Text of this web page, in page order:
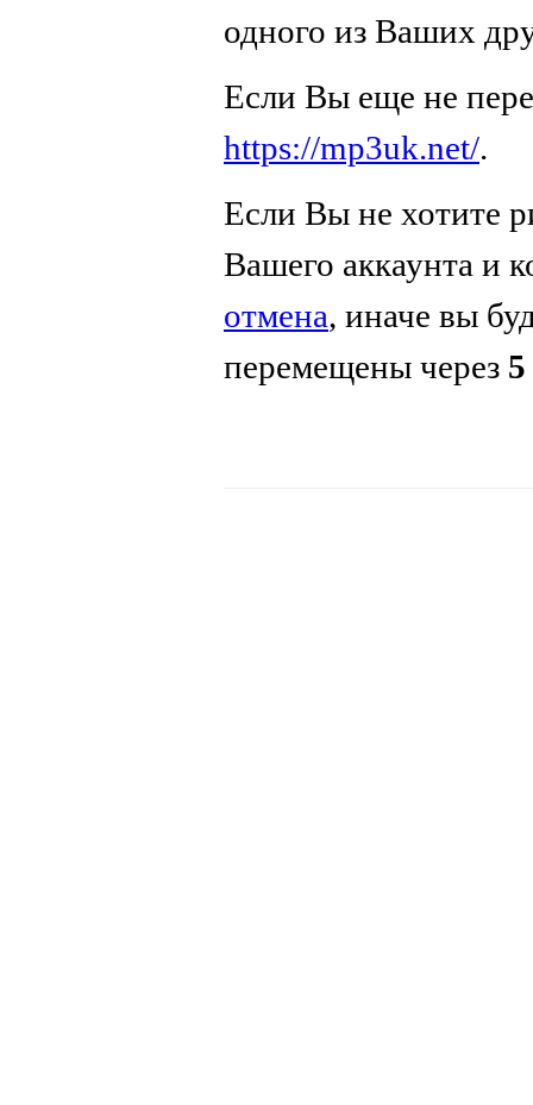
одного из Ваших
Если Вы еще не
https://mp3uk.net/.
Если Вы не хотите
Вашего аккаунта и
отмена, иначе вы
перемещены через